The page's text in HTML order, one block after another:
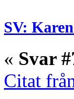
SV:
« Svar
Citat